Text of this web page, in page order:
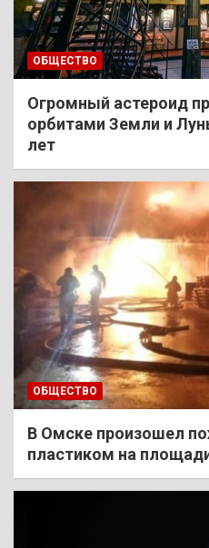
ОБЩЕСТВО
Огромный астероид
орбитами Земли и
лет
ОБЩЕСТВО
В Омске произошел
пластиком на